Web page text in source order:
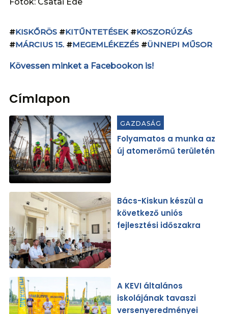
#KISKŐRÖS #KITŰNTETÉSEK#KOSZORÚZÁS
#MÁRCIUS 15. #MEGEMLÉKEZÉS #ÜNNEPI MŰSOR
Kövessen minket a Facebookon is!
Címlapon
GAZDASÁG
Folyamatos a munka az
új atomerőmű területén
Bács-Kiskun készül a
következő uniós
fejlesztési időszakra
A KEVI általános
iskolájának tavaszi
versenyeredményei